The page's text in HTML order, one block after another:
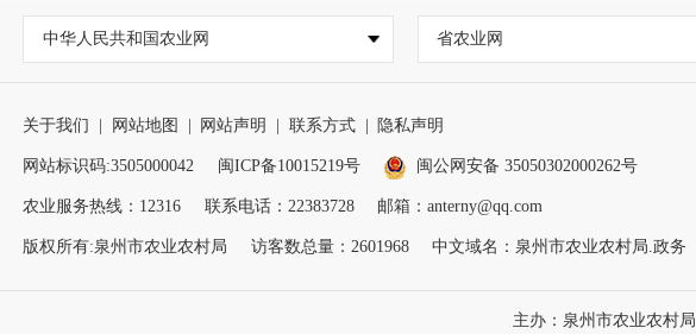
中华人民共和国农业网 省农业网
关于我们 网站地图 网站声明 联系方式 隐私声明
网站标识码:3505000042 闽ICP备10015219号 闽公网安备 35050302000262号
农业服务热线：12316 联系电话：22383728 邮箱：anterny@qq.com
版权所有:泉州市农业农村局 访客数总量： 2601968 中文域名：泉州市农业农村局.政务
主办：泉州市农业农村局